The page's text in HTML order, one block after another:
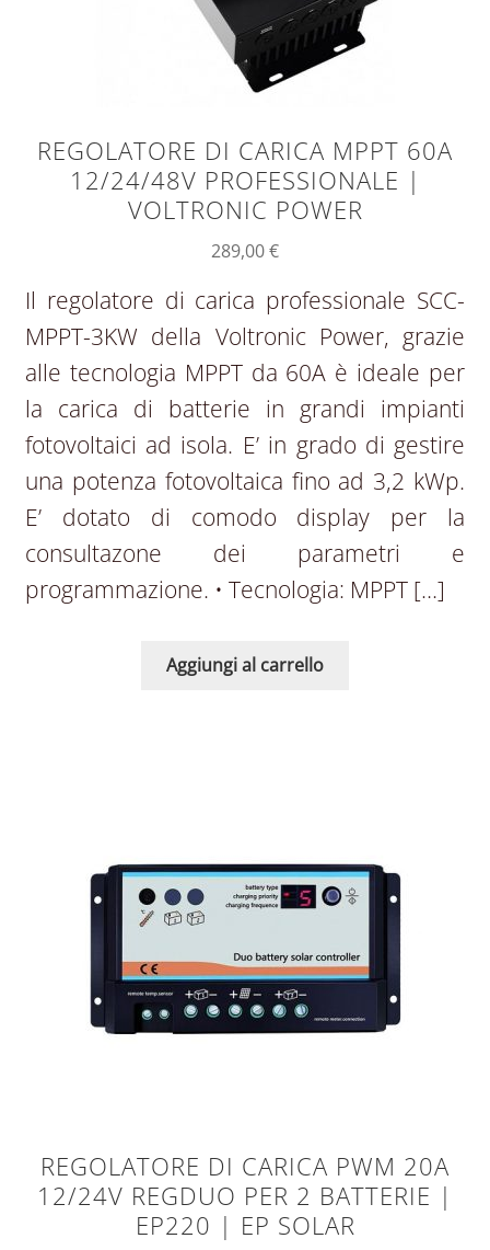
REGOLATORE DI CARICA MPPT 60A
12/24/48V PROFESSIONALE |
VOLTRONIC POWER
289,00€
Il regolatore di carica professionale SCC-
MPPT-3KW della Voltronic Power, grazie
alle tecnologia MPPT da 60A è ideale per
la carica di batterie in grandi impianti
fotovoltaici ad isola. E’ in grado di gestire
una potenza fotovoltaica fino ad 3,2 kWp.
E’ dotato di comodo display per la
consultazone dei parametri e
programmazione. • Tecnologia: MPPT […]
Aggiungi al carrello
REGOLATORE DI CARICA PWM 20A
12/24V REGDUO PER 2 BATTERIE |
EP220 | EP SOLAR